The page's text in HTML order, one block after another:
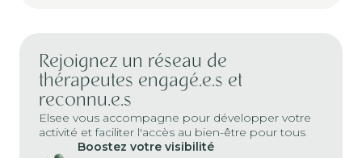
Rejoignez un réseau de
thérapeutes engagé.e.s et
reconnu.e.s
Elsee vous accompagne pour développer votre
activité et faciliter l'accès au bien-être pour tous
Boostez votre visibilité